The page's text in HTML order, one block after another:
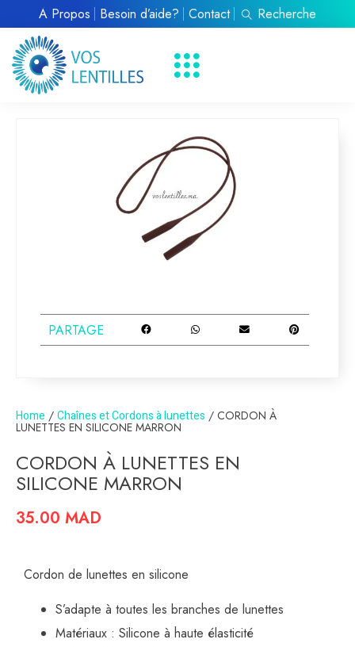
À Propos Besoin d’aide? Contact Recherche
Home / Chaînes et Cordons à lunettes / CORDON À
LUNETTES EN SILICONE MARRON
CORDON À LUNETTES EN
SILICONE MARRON
35.00 MAD
Cordon de lunettes en silicone
S’adapte à toutes les branches de lunettes
Matériaux : Silicone à haute élasticité
PARTAGE